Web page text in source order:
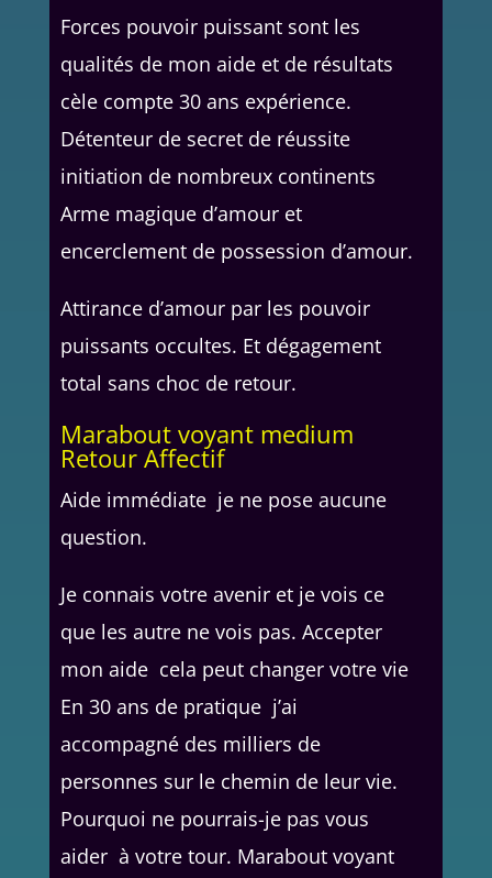
Forces pouvoir puissant sont les
qualités de mon aide et de résultats
cèle compte 30 ans expérience.
Détenteur de secret de réussite
initiation de nombreux continents
Arme magique d’amour et
encerclement de possession d’amour.
Attirance d’amour par les pouvoir
puissants occultes. Et dégagement
total sans choc de retour.
Marabout voyant medium
Retour Affectif
Aide immédiate je ne pose aucune
question.
Je connais votre avenir et je vois ce
que les autre ne vois pas. Accepter
mon aide cela peut changer votre vie
En 30 ans de pratique j’ai
accompagné des milliers de
personnes sur le chemin de leur vie.
Pourquoi ne pourrais-je pas vous
aider à votre tour. Marabout voyant